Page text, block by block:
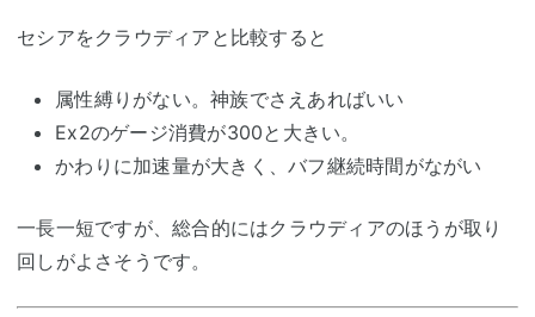
セシアをクラウディアと比較すると
属性縛りがない。神族でさえあればいい
Ex2のゲージ消費が300と大きい。
かわりに加速量が大きく、バフ継続時間がながい
一長一短ですが、総合的にはクラウディアのほうが取り
回しがよさそうです。